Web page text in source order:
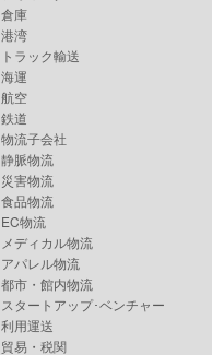
倉庫
港湾
トラック輸送
海運
航空
鉄道
物流子会社
静脈物流
災害物流
食品物流
EC物流
メディカル物流
アパレル物流
都市・館内物流
スタートアップ･ベンチャー
利用運送
貿易・税関